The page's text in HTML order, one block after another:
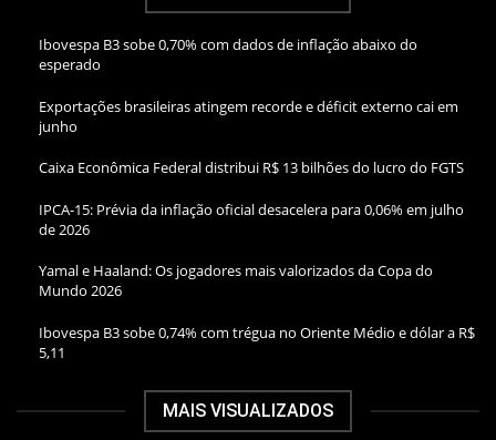
Ibovespa B3 sobe 0,70% com dados de inflação abaixo do
esperado
Exportações brasileiras atingem recorde e déficit externo cai em
junho
Caixa Econômica Federal distribui R$ 13 bilhões do lucro do FGTS
IPCA-15: Prévia da inflação oficial desacelera para 0,06% em julho
de 2026
Yamal e Haaland: Os jogadores mais valorizados da Copa do
Mundo 2026
Ibovespa B3 sobe 0,74% com trégua no Oriente Médio e dólar a R$
5,11
MAIS VISUALIZADOS